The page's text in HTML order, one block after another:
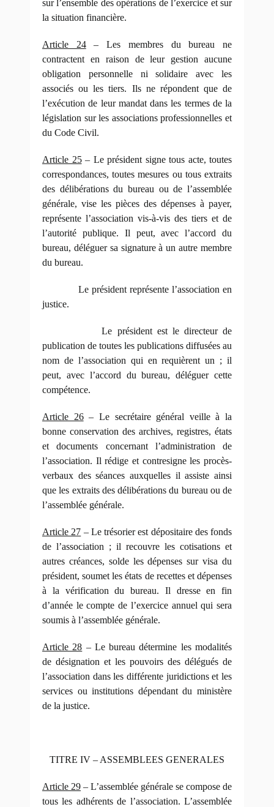
sur l’ensemble des opérations de l’exercice et sur
la situation financière.
Article 24– Les membres du bureau ne
contractent en raison de leur gestion aucune
obligation personnelle ni solidaire avec les
associés ou les tiers. Ils ne répondent que de
l’exécution de leur mandat dans les termes de la
législation sur les associations professionnelles et
du Code Civil.
Article 25– Le président signe tous acte, toutes
correspondances, toutes mesures ou tous extraits
des délibérations du bureau ou de l’assemblée
générale, vise les pièces des dépenses à payer,
représente l’association vis-à-vis des tiers et de
l’autorité publique. Il peut, avec l’accord du
bureau, déléguer sa signature à un autre membre
du bureau.
Le président représente l’association en
justice.
Le président est le directeur de
publication de toutes les publications diffusées au
nom de l’association qui en requièrent un ; il
peut, avec l’accord du bureau, déléguer cette
compétence.
Article 26– Le secrétaire général veille à la
bonne conservation des archives, registres, états
et documents concernant l’administration de
l’association. Il rédige et contresigne les procès-
verbaux des séances auxquelles il assiste ainsi
que les extraits des délibérations du bureau ou de
l’assemblée générale.
Article 27 – Le trésorier est dépositaire des fonds
de l’association ; il recouvre les cotisations et
autres créances, solde les dépenses sur visa du
président, soumet les états de recettes et dépenses
à la vérification du bureau. Il dresse en fin
d’année le compte de l’exercice annuel qui sera
soumis à l’assemblée générale.
Article 28 – Le bureau détermine les modalités
de désignation et les pouvoirs des délégués de
l’association dans les différente juridictions et les
services ou institutions dépendant du ministère
de la justice.
TITRE IV – ASSEMBLEES GENERALES
Article 29 – L’assemblée générale se compose de
tous les adhérents de l’association. L’assemblée